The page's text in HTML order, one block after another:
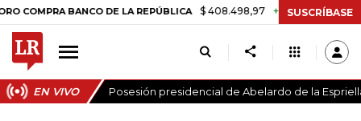
BANCO DE LA REPÚBLICA $ 408.498,97 +$ 8.753,81 +2,19%
SUSCRÍBASE
EN VIVO Posesión presidencial de Abelardo de la